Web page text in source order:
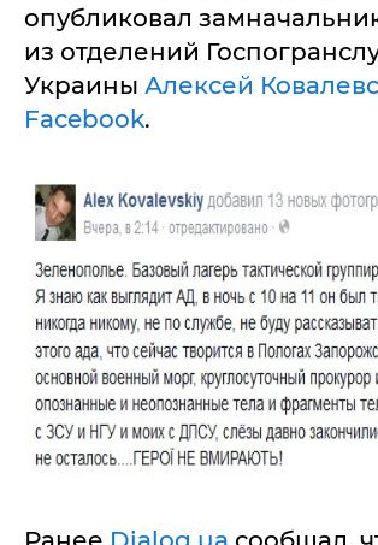
опубликовал
из отделений
Украины Алексей
Facebook.